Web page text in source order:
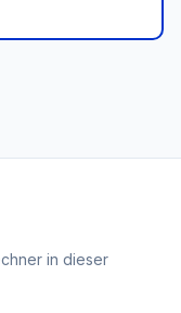
in dieser